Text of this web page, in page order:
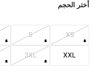
أختر الحجم
XS
S
XXL
3XL